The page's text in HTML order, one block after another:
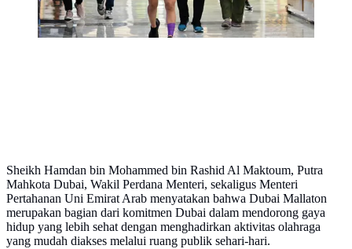
Sheikh Hamdan bin Mohammed bin Rashid Al Maktoum, Putra
Mahkota Dubai, Wakil Perdana Menteri, sekaligus Menteri
Pertahanan Uni Emirat Arab menyatakan bahwa Dubai Mallaton
merupakan bagian dari komitmen Dubai dalam mendorong gaya
hidup yang lebih sehat dengan menghadirkan aktivitas olahraga
yang mudah diakses melalui ruang publik sehari-hari.